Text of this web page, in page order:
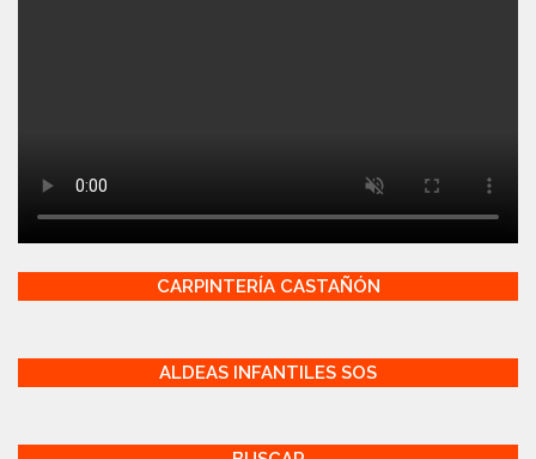
CARPINTERÍA CASTAÑÓN
ALDEAS INFANTILES SOS